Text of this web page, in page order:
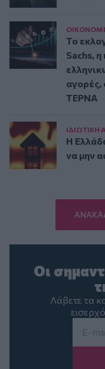
Το
Sachs,
αγορές,
ΤΕΡΝΑ
ΙΔΙΩΤΙΚΗ
Η
να μην
Οι
Λάβετε τα